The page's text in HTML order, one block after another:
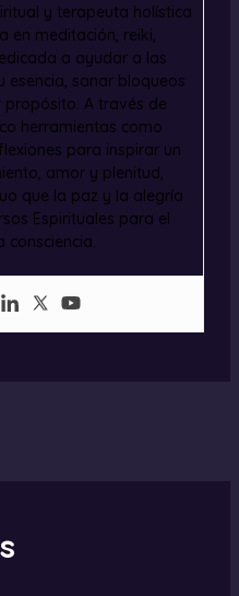
y terapeuta holística
en meditación, reiki,
a ayudar a las
esencia, sanar bloqueos
A través de
herramientas como
para inspirar un
amor y plenitud,
que la paz y la alegría
Espirituales para el
consciencia.